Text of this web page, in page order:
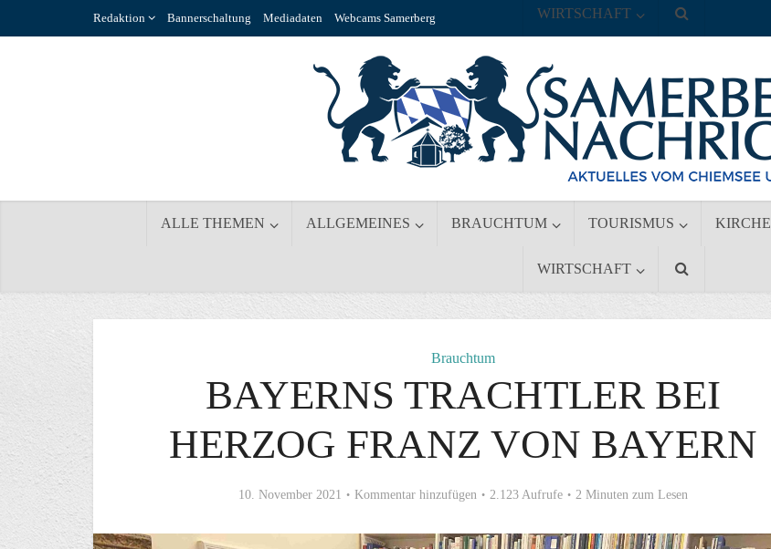
Redaktion Bannerschaltung Mediadaten Webcams Samerberg
ALLE THEMEN ALLGEMEINES BRAUCHTUM TOURISMUS KIRCHE
WIRTSCHAFT
WIRTSCHAFT
Brauchtum
BAYERNS TRACHTLER BEI
HERZOG FRANZ VON BAYERN
10. November 2021 Kommentar hinzufügen 2.123 Aufrufe 2 Minuten zum Lesen